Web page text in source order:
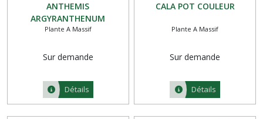
ANTHEMIS
ARGYRANTHENUM
FFRUSTESCENS
Plante A Massif
Sur demande
Détails
CALA POT COULEUR
Plante A Massif
Sur demande
Détails